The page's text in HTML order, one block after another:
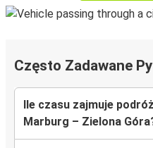
Często Zadawane
Ile czasu zajmuje
Marburg – Zielona